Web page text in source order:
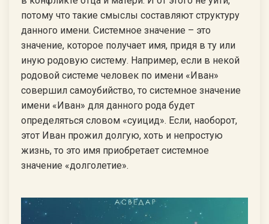
потому что такие смыслы составляют структуру
данного имени. Системное значение – это
значение, которое получает имя, придя в ту или
иную родовую систему. Например, если в некой
родовой системе человек по имени «Иван»
совершил самоубийство, то системное значение
имени «Иван» для данного рода будет
определяться словом «суицид». Если, наоборот,
этот Иван прожил долгую, хоть и непростую
жизнь, то это имя приобретает системное
значение «долголетие».